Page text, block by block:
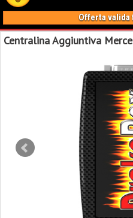
Offerta valida
Centralina Aggiuntiva